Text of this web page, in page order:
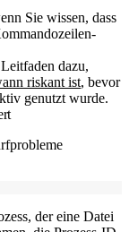
Sie wissen, dass
dazu,
riskant ist, bevor
genutzt wurde.
der eine Datei